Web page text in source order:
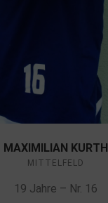
MAXIMILIAN KURTH
MITTELFELD
19 Jahre – Nr. 16